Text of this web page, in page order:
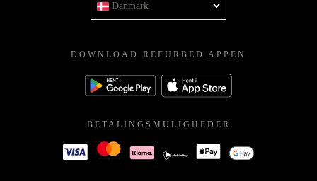
Danmark
DOWNLOAD REFURBED APPEN
BETALINGSMULIGHEDER